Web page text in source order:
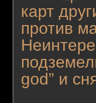
карт
против
god” и